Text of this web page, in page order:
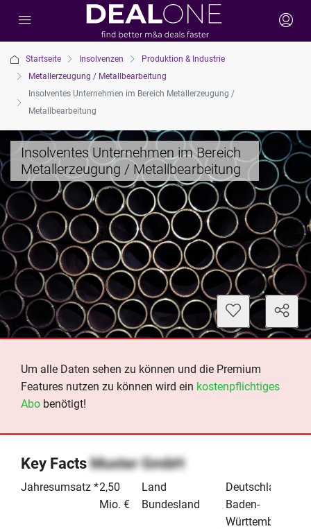
Startseite Insolvenzen
Produktion & Industrie
Metallerzeugung / Metallbearbeitung
Insolventes Unternehmen im Bereich Metallerzeugung /
Metallbearbeitung
Insolventes Unternehmen im Bereich
Metallerzeugung / Metallbearbeitung
Um alle Daten sehen zu können und die Premium
Features nutzen zu können wird ein kostenpflichtiges
Abo benötigt!
Key FactsMuster GmbH
Jahresumsatz *2,50
Mio. €
Land
Deutschland
Bundesland
Baden-
Württemberg